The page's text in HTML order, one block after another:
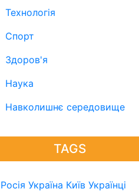
Технологія
Спорт
Здоров'я
Наука
Навколишнє середовище
TAGS
Росія Україна Київ Українці